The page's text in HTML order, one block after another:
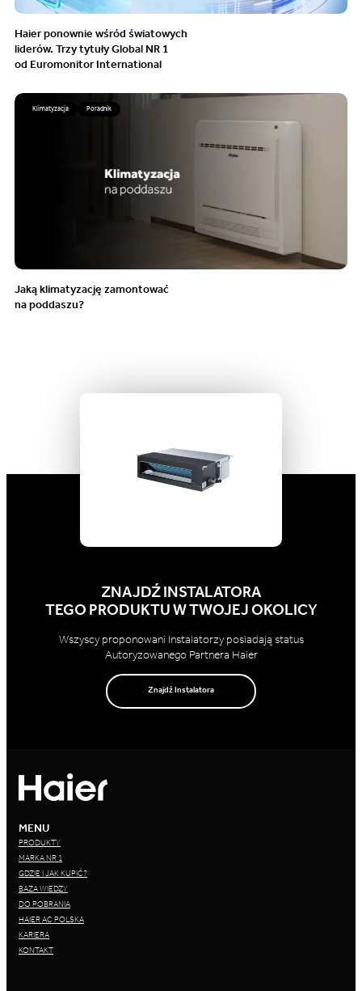
Haier ponownie wśród światowych
liderów. Trzy tytuły Global NR 1
od Euromonitor International
Klimatyzacja Poradnik
Jaką klimatyzację zamontować
na poddaszu?
ZNAJDŹ INSTALATORA
TEGO PRODUKTU W TWOJEJ OKOLICY
Wszyscy proponowani Instalatorzy posiadają status
Autoryzowanego Partnera Haier
Znajdź Instalatora
MENU
PRODUKTY
MARKA NR 1
GDZIE I JAK KUPIĆ?
BAZA WIEDZY
DO POBRANIA
HAIER AC POLSKA
KARIERA
KONTAKT